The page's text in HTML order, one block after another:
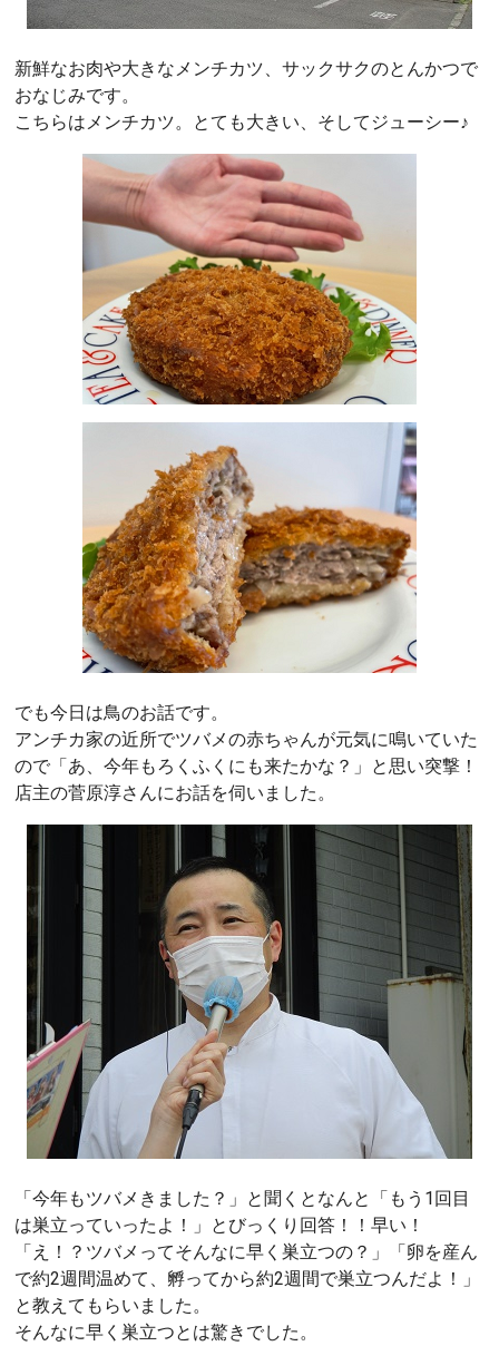
新鮮なお肉や大きなメンチカツ、サックサクのとんかつで
おなじみです。
こちらはメンチカツ。とても大きい、そしてジューシー♪
でも今日は鳥のお話です。
アンチカ家の近所でツバメの赤ちゃんが元気に鳴いていた
ので「あ、今年もろくふくにも来たかな？」と思い突撃！
店主の菅原淳さんにお話を伺いました。
「今年もツバメきました？」と聞くとなんと「もう1回目
は巣立っていったよ！」とびっくり回答！！早い！
「え！？ツバメってそんなに早く巣立つの？」「卵を産ん
で約2週間温めて、孵ってから約2週間で巣立つんだよ！」
と教えてもらいました。
そんなに早く巣立つとは驚きでした。